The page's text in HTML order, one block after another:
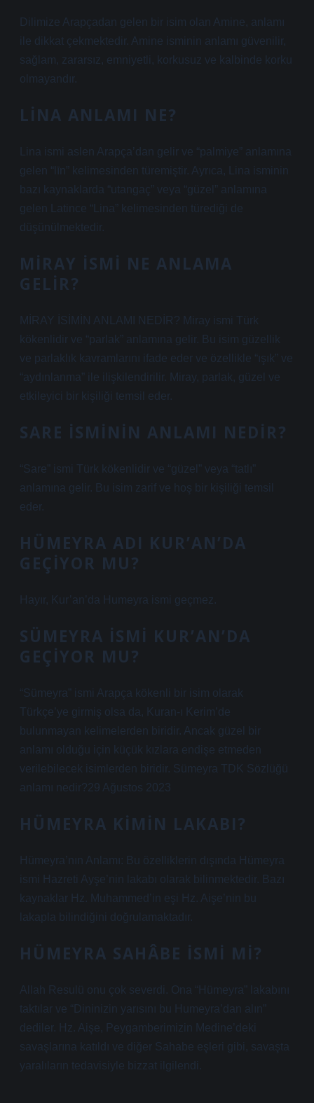
Dilimize Arapçadan gelen bir isim olan Amine, anlamı
ile dikkat çekmektedir. Amine isminin anlamı güvenilir,
sağlam, zararsız, emniyetli, korkusuz ve kalbinde korku
olmayandır.
LINA ANLAMI NE?
Lina ismi aslen Arapça’dan gelir ve “palmiye” anlamına
gelen “līn” kelimesinden türemiştir. Ayrıca, Lina isminin
bazı kaynaklarda “utangaç” veya “güzel” anlamına
gelen Latince “Lina” kelimesinden türediği de
düşünülmektedir.
MIRAY ISMI NE ANLAMA
GELIR?
MİRAY İSİMİN ANLAMI NEDİR? Miray ismi Türk
kökenlidir ve “parlak” anlamına gelir. Bu isim güzellik
ve parlaklık kavramlarını ifade eder ve özellikle “ışık” ve
“aydınlanma” ile ilişkilendirilir. Miray, parlak, güzel ve
etkileyici bir kişiliği temsil eder.
SARE ISMININ ANLAMI NEDIR?
“Sare” ismi Türk kökenlidir ve “güzel” veya “tatlı”
anlamına gelir. Bu isim zarif ve hoş bir kişiliği temsil
eder.
HÜMEYRA ADI KUR’AN’DA
GEÇIYOR MU?
Hayır, Kur’an’da Humeyra ismi geçmez.
SÜMEYRA ISMI KUR’AN’DA
GEÇIYOR MU?
“Sümeyra” ismi Arapça kökenli bir isim olarak
Türkçe’ye girmiş olsa da, Kuran-ı Kerim’de
bulunmayan kelimelerden biridir. Ancak güzel bir
anlamı olduğu için küçük kızlara endişe etmeden
verilebilecek isimlerden biridir. Sümeyra TDK Sözlüğü
anlamı nedir?29 Ağustos 2023
HÜMEYRA KIMIN LAKABI?
Hümeyra’nın Anlamı: Bu özelliklerin dışında Hümeyra
ismi Hazreti Ayşe’nin lakabı olarak bilinmektedir. Bazı
kaynaklar Hz. Muhammed’in eşi Hz. Aişe’nin bu
lakapla bilindiğini doğrulamaktadır.
HÜMEYRA SAHÂBE ISMI MI?
Allah Resulü onu çok severdi. Ona “Hümeyra” lakabını
taktılar ve “Dininizin yarısını bu Humeyra’dan alın”
dediler. Hz. Aişe, Peygamberimizin Medine’deki
savaşlarına katıldı ve diğer Sahabe eşleri gibi, savaşta
yaralıların tedavisiyle bizzat ilgilendi.